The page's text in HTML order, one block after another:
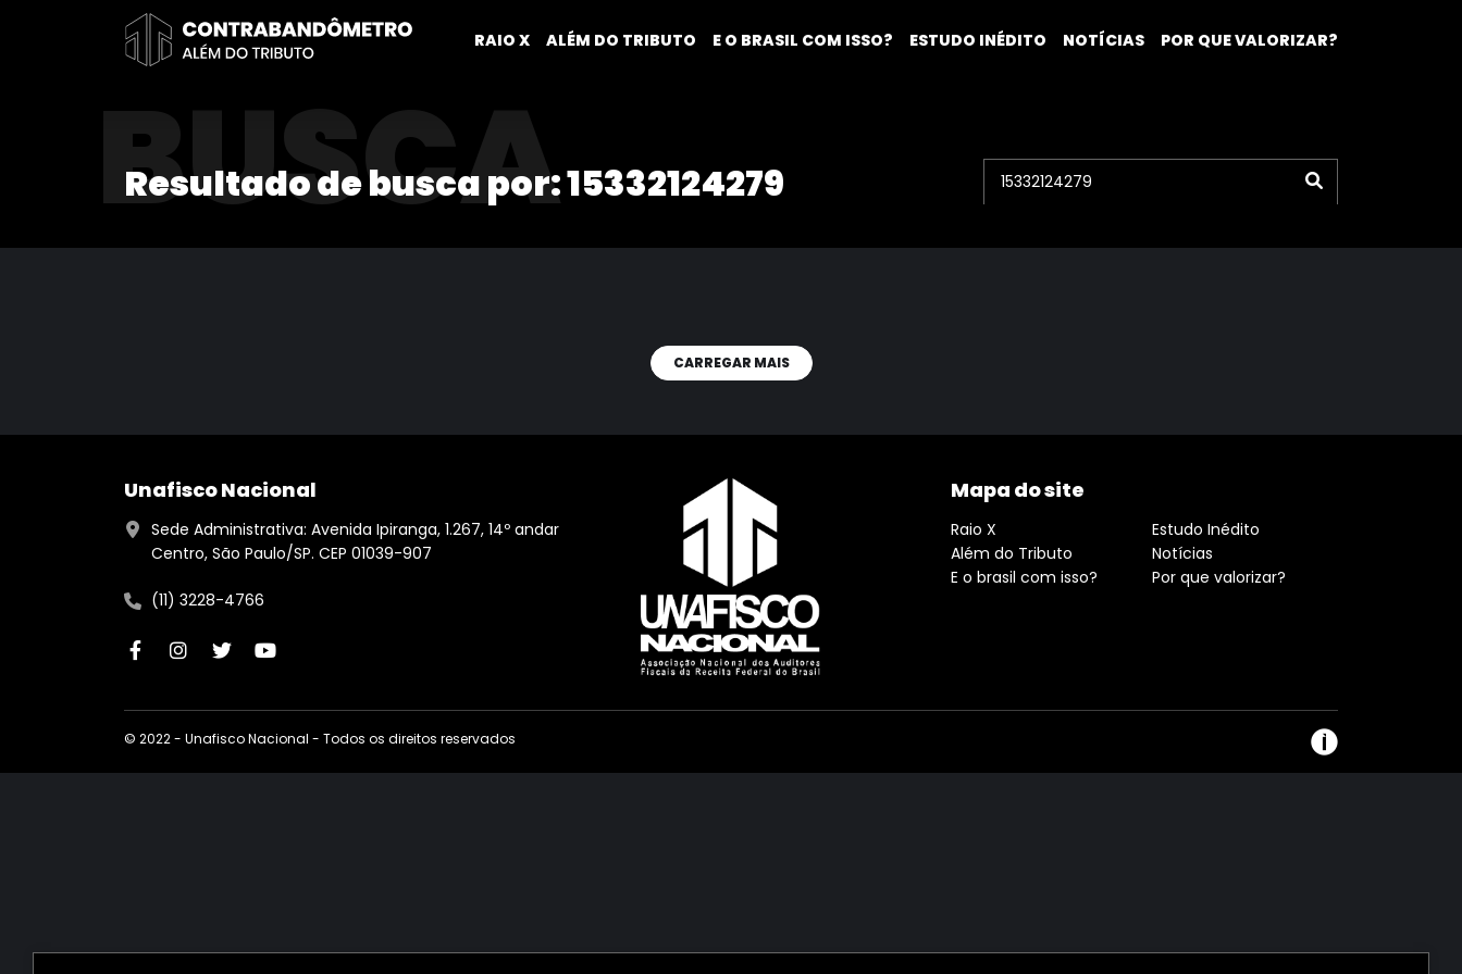
RAIO X ALÉM DO TRIBUTO E O BRASIL COM ISSO? ESTUDO INÉDITO NOTÍCIAS POR QUE VALORIZAR?
BUSCA
Resultado de busca por:15332124279
CARREGAR MAIS
Unafisco Nacional
Sede Administrativa: Avenida Ipiranga, 1.267, 14º andar
Centro, São Paulo/SP. CEP 01039-907
(11) 3228-4766
Mapa do site
Raio X
Além do Tributo
E o brasil com isso?
Estudo Inédito
Notícias
Por que valorizar?
© 2022 - Unafisco Nacional - Todos os direitos reservados